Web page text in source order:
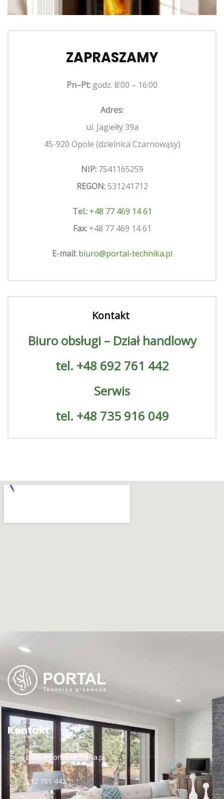
ZAPRASZAMY
Pn–Pt: godz. 8:00 – 16:00
Adres:
ul. Jagiełły 39a
45-920 Opole (dzielnica Czarnowąsy)
NIP:7541165259
REGON:531241712
Tel.: +48 77 469 14 61
Fax:+48 77 469 14 61
E-mail: biuro@portal-technika.pl
Kontakt
Biuro obsługi – Dział handlowy
tel. +48 692 761 442
Serwis
tel. +48 735 916 049
Kontakt
biuro@portal-technika.pl
692 761 442